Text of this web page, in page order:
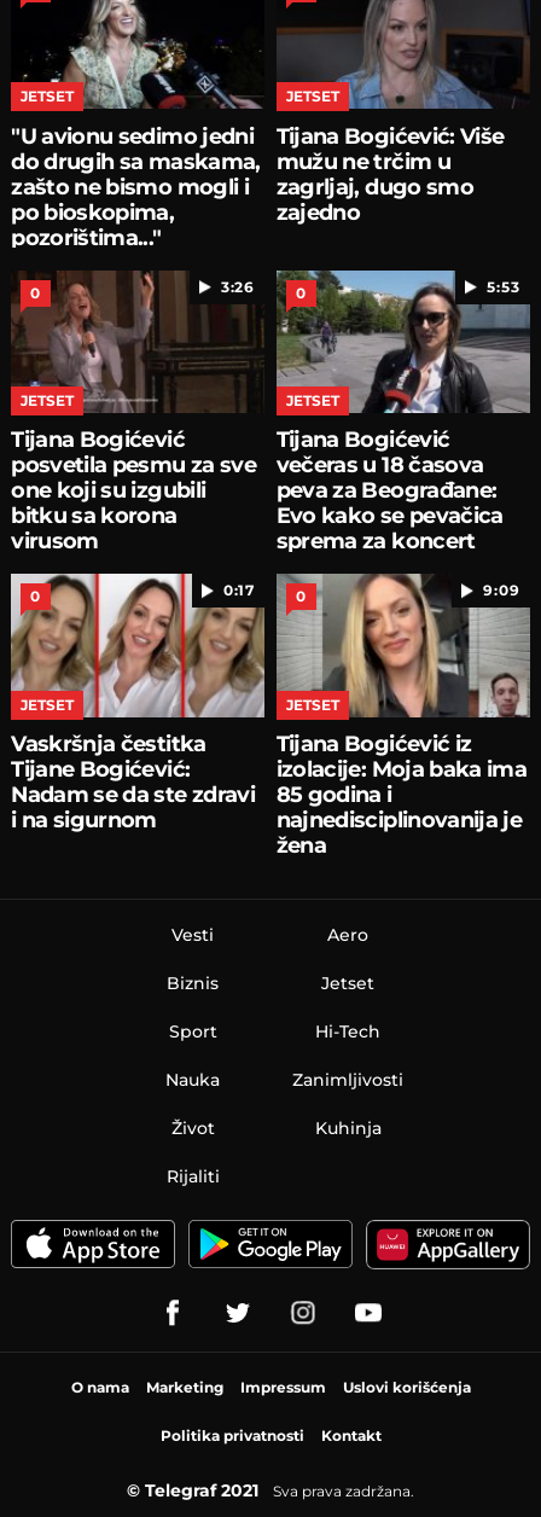
JETSET
"U avionu sedimo jedni
do drugih sa maskama,
zašto ne bismo mogli i
po bioskopima,
pozorištima..."
JETSET
Tijana Bogićević: Više
mužu ne trčim u
zagrljaj, dugo smo
zajedno
3:26
0
JETSET
Tijana Bogićević
posvetila pesmu za sve
one koji su izgubili
bitku sa korona
virusom
5:53
0
JETSET
Tijana Bogićević
večeras u 18 časova
peva za Beograđane:
Evo kako se pevačica
sprema za koncert
0:17
0
JETSET
Vaskršnja čestitka
Tijane Bogićević:
Nadam se da ste zdravi
i na sigurnom
9:09
0
JETSET
Tijana Bogićević iz
izolacije: Moja baka ima
85 godina i
najnedisciplinovanija je
žena
Vesti
Biznis
Sport
Nauka
Aero
Jetset
Hi-Tech
Zanimljivosti
Život Kuhinja
Rijaliti
O nama Marketing Impressum Uslovi korišćenja
Politika privatnosti Kontakt
© Telegraf 2021 Sva prava zadržana.